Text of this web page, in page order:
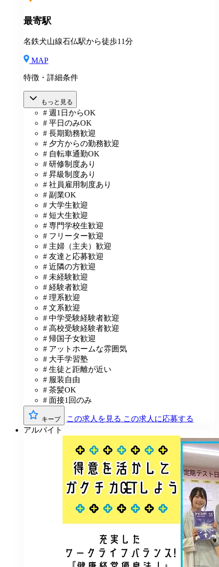
最寄駅
名鉄犬山線石仏駅から徒歩11分
MAP
特徴・詳細条件
もっと見る
# 週1日からOK
# 平日のみOK
# 長期勤務歓迎
# 夕方からの勤務歓迎
# 自転車通勤OK
# 研修制度あり
# 昇級制度あり
# 社員雇用制度あり
# 副業OK
# 大学生歓迎
# 短大生歓迎
# 専門学校生歓迎
# フリーター歓迎
# 主婦（主夫）歓迎
# 友達と応募歓迎
# 近隣の方歓迎
# 未経験歓迎
# 経験者歓迎
# 理系歓迎
# 文系歓迎
# 中学受験経験者歓迎
# 高校受験経験者歓迎
# 帰国子女歓迎
# アットホームな雰囲気
# 大手学習塾
# 生徒と距離が近い
# 服装自由
# 茶髪OK
# 面接1回のみ
キープ この求人を見る この求人に応募する
アルバイト